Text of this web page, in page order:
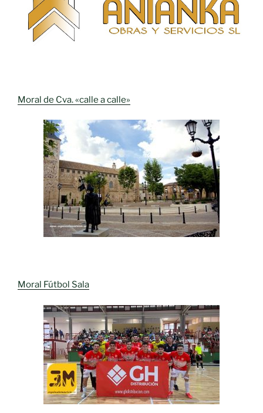
Moral de Cva. «calle a calle»
Moral Fútbol Sala